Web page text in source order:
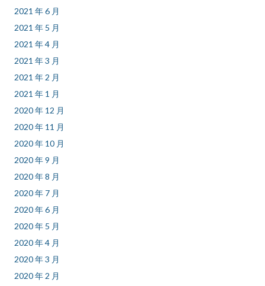
2021 年 6 月
2021 年 5 月
2021 年 4 月
2021 年 3 月
2021 年 2 月
2021 年 1 月
2020 年 12 月
2020 年 11 月
2020 年 10 月
2020 年 9 月
2020 年 8 月
2020 年 7 月
2020 年 6 月
2020 年 5 月
2020 年 4 月
2020 年 3 月
2020 年 2 月